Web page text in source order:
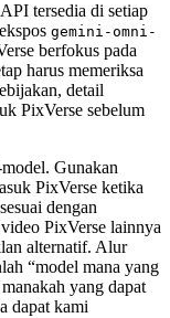
tersedia di setiap
gemini-omni-
berfokus pada
harus memeriksa
detail
PixVerse sebelum
Gunakan
PixVerse ketika
dengan
PixVerse lainnya
alternatif. Alur
“model mana yang
yang dapat
dapat kami